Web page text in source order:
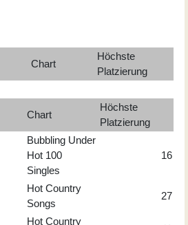
Chart
Höchste
Platzierung
Chart
Höchste
Platzierung
Bubbling Under
Hot 100
Singles
16
Hot Country
Songs
27
Hot Country